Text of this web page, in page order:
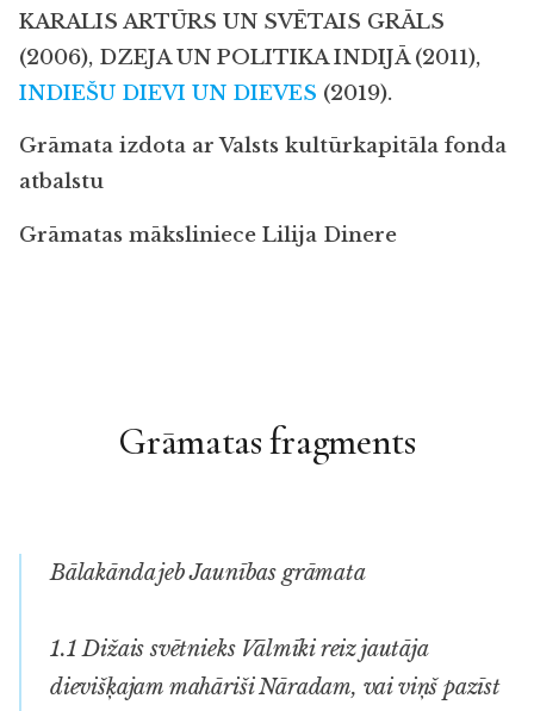
KARALIS ARTŪRS UN SVĒTAIS GRĀLS
(2006), DZEJA UN POLITIKA INDIJĀ (2011),
INDIEŠU DIEVI UN DIEVES (2019).
Grāmata izdota ar Valsts kultūrkapitāla fonda
atbalstu
Grāmatas māksliniece Lilija Dinere
Grāmatas fragments
Bālakānda jeb Jaunības grāmata
1.1 Dižais svētnieks Vālmīki reiz jautāja
dievišķajam mahāriši Nāradam, vai viņš pazīst